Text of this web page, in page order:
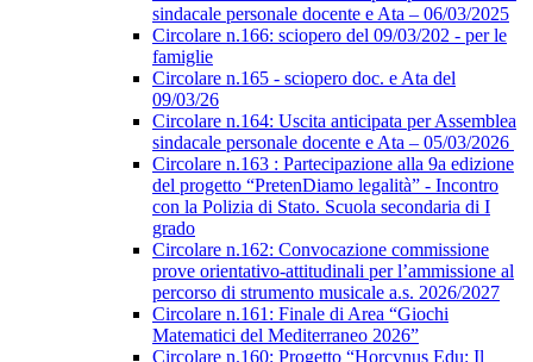
sindacale personale docente e Ata – 06/03/2025
Circolare n.166: sciopero del 09/03/202 - per le
famiglie
Circolare n.165 - sciopero doc. e Ata del
09/03/26
Circolare n.164: Uscita anticipata per Assemblea
sindacale personale docente e Ata – 05/03/2026
Circolare n.163 : Partecipazione alla 9a edizione
del progetto “PretenDiamo legalità” - Incontro
con la Polizia di Stato. Scuola secondaria di I
grado
Circolare n.162: Convocazione commissione
prove orientativo-attitudinali per l’ammissione al
percorso di strumento musicale a.s. 2026/2027
Circolare n.161: Finale di Area “Giochi
Matematici del Mediterraneo 2026”
Circolare n.160: Progetto “Horcynus Edu: Il